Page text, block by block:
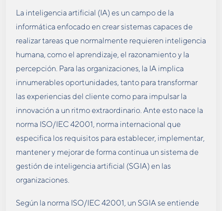
La inteligencia artificial (IA) es un campo de la
informática enfocado en crear sistemas capaces de
realizar tareas que normalmente requieren inteligencia
humana, como el aprendizaje, el razonamiento y la
percepción. Para las organizaciones, la IA implica
innumerables oportunidades, tanto para transformar
las experiencias del cliente como para impulsar la
innovación a un ritmo extraordinario. Ante esto nace la
norma ISO/IEC 42001, norma internacional que
especifica los requisitos para establecer, implementar,
mantener y mejorar de forma continua un sistema de
gestión de inteligencia artificial (SGIA) en las
organizaciones.
Según la norma ISO/IEC 42001, un SGIA se entiende